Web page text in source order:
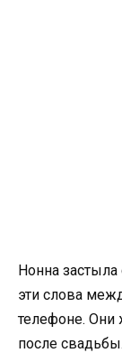
Нонна застыла
эти слова
телефоне. Они
после